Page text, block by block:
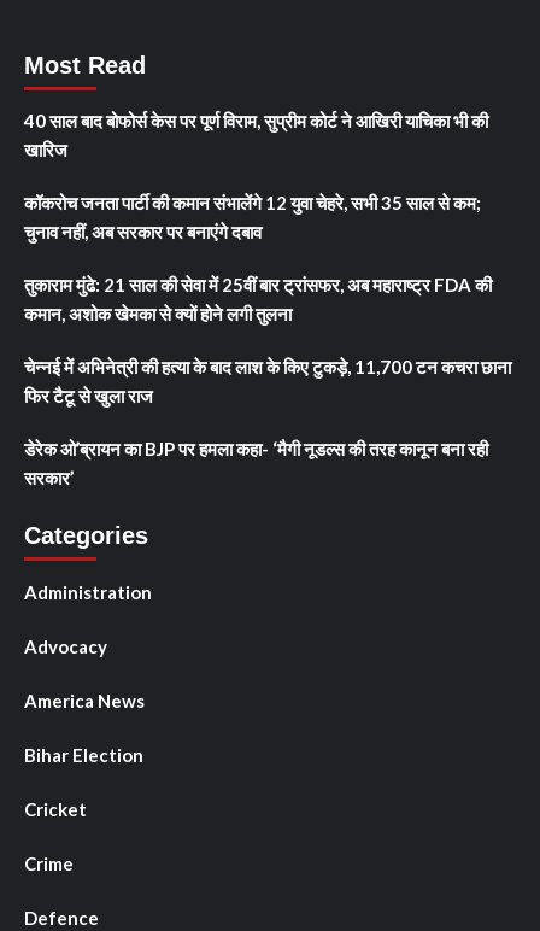
Most Read
40 साल बाद बोफोर्स केस पर पूर्ण विराम, सुप्रीम कोर्ट ने आखिरी याचिका भी की
खारिज
कॉकरोच जनता पार्टी की कमान संभालेंगे 12 युवा चेहरे, सभी 35 साल से कम;
चुनाव नहीं, अब सरकार पर बनाएंगे दबाव
तुकाराम मुंढे: 21 साल की सेवा में 25वीं बार ट्रांसफर, अब महाराष्ट्र FDA की
कमान, अशोक खेमका से क्यों होने लगी तुलना
चेन्नई में अभिनेत्री की हत्या के बाद लाश के किए टुकड़े, 11,700 टन कचरा छाना
फिर टैटू से खुला राज
डेरेक ओ’ब्रायन का BJP पर हमला कहा- ‘मैगी नूडल्स की तरह कानून बना रही
सरकार’
Categories
Administration
Advocacy
America News
Bihar Election
Cricket
Crime
Defence